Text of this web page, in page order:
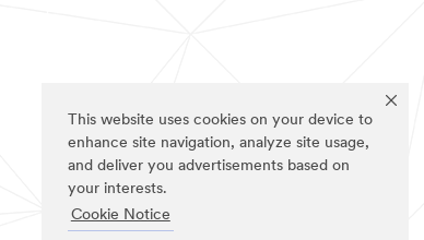
This website uses cookies on your device to
enhance site navigation, analyze site usage,
and deliver you advertisements based on
your interests.
Cookie Notice